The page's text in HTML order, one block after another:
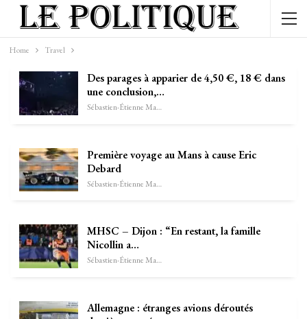
Home Travel
Des parages à apparier de 4,50 €, 18 € dans
une conclusion,…
Sébastien-Étienne Marechal
Première voyage au Mans à cause Eric
Debard
Sébastien-Étienne Marechal
MHSC – Dijon : “En restant, la famille
Nicollin a…
Sébastien-Étienne Marechal
Allemagne : étranges avions déroutés